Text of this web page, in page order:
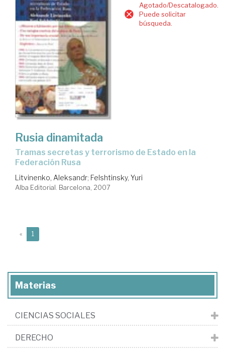
Agotado/Descatalogado.
Puede solicitar
búsqueda.
Rusia dinamitada
tramas secretas y terrorismo de Estado en la
Federación Rusa
Litvinenko, Aleksandr; Felshtinsky, Yuri
Alba Editorial. Barcelona, 2007
« 1
Materias
CIENCIAS SOCIALES
DERECHO